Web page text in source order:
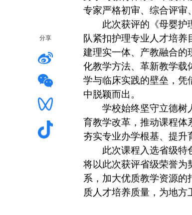
分享
专家严格初审、综合评审
此次获评的《母婴护
队紧扣护理专业人才培
建理实一体、产教融合的
化教学方法、革新教学载
学与临床实践的壁垒，凭
中脱颖而出。
学校始终坚守立德树
育教学改革，推动课程体
夯实专业办学根基、提升
此次课程入选省级特
将以此次获评省级荣誉为
系，加大优质教学资源
质人才培养质量，为地方